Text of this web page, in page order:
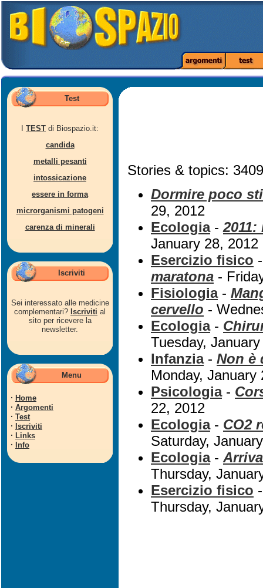
Test
TEST di Biospazio.it:
candida
metalli pesanti
intossicazione
essere in forma
microrganismi patogeni
carenza di minerali
Iscriviti
Sei interessato alle medicine
complementari? Iscriviti al
sito per ricevere la
newsletter.
Menu
· Home
· Argomenti
· Test
· Iscriviti
· Links
· Info
Stories & topics:
Dormire poco
29, 2012
Ecologia-
January 28, 2012
Esercizio fisico
maratona -
Fisiologia-
cervello -
Ecologia-
Tuesday,
Infanzia- Non è
Monday, January
Psicologia-
22, 2012
Ecologia- CO2
Saturday,
Ecologia-
Thursday,
Esercizio fisico
Thursday,